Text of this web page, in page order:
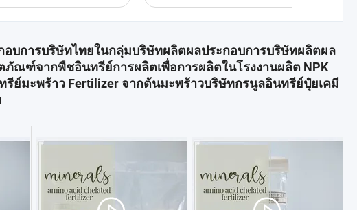
บการบริษัทไทยในกลุ่มบริษัทผลิตผลประกอบการบริษัทผลิตผล
ฑ์จากพืชอินทรีย์การผลิตเพื่อการผลิตในโรงงานผลิต NPK
ย์มะพร้าว Fertilizer จากต้นมะพร้าวบริษัทกรนูลอินทรีย์ปุ๋ยเคมี